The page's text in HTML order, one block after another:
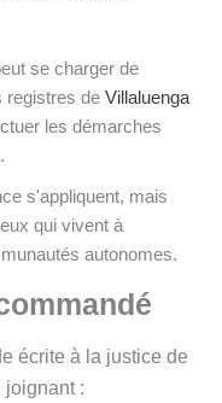
se charger de
registres de Villaluenga
les démarches
s'appliquent, mais
qui vivent à
autonomes.
écrite à la justice de
joignant :